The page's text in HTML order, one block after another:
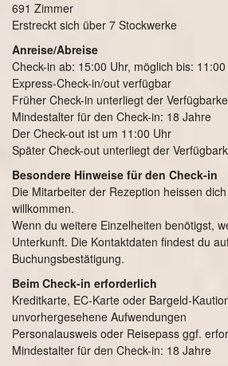
691 Zimmer
Erstreckt sich über 7 Stockwerke
Anreise/Abreise
Check-in ab: 15:00 Uhr, möglich bis:
Express-Check-in/out verfügbar
Früher Check-in unterliegt der
Mindestalter für den Check-in: 18 Jahre
Der Check-out ist um 11:00 Uhr
Später Check-out unterliegt der
Besondere Hinweise für den Check-in
Die Mitarbeiter der Rezeption heissen
willkommen.
Wenn du weitere Einzelheiten benötigst,
Unterkunft. Die Kontaktdaten findest du
Buchungsbestätigung.
Beim Check-in erforderlich
Kreditkarte, EC-Karte oder Bargeld-
unvorhergesehene Aufwendungen
Personalausweis oder Reisepass ggf.
Mindestalter für den Check-in: 18 Jahre